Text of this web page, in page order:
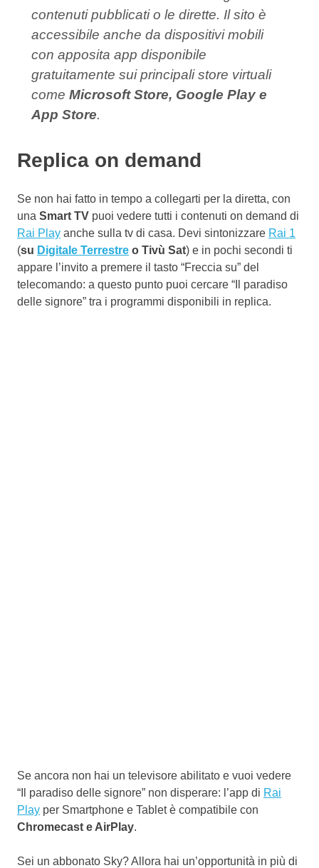
contenuti pubblicati o le dirette. Il sito è
accessibile anche da dispositivi mobili
con apposita app disponibile
gratuitamente sui principali store virtuali
come Microsoft Store, Google Play e
App Store.
Replica on demand
Se non hai fatto in tempo a collegarti per la diretta, con
una Smart TV puoi vedere tutti i contenuti on demand di
Rai Play anche sulla tv di casa. Devi sintonizzare Rai 1
(su Digitale Terrestre o Tivù Sat) e in pochi secondi ti
appare l’invito a premere il tasto “Freccia su” del
telecomando: a questo punto puoi cercare “Il paradiso
delle signore” tra i programmi disponibili in replica.
Se ancora non hai un televisore abilitato e vuoi vedere
“Il paradiso delle signore” non disperare: l’app di Rai
Play per Smartphone e Tablet è compatibile con
Chromecast e AirPlay.
Sei un abbonato Sky? Allora hai un’opportunità in più di